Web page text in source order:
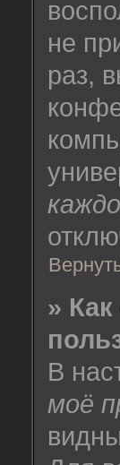
не
раз,
»
В
моё